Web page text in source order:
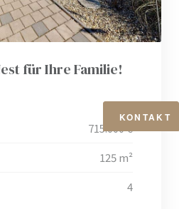
KONTAKT
für Ihre Familie!
715.000 €
125 m²
4